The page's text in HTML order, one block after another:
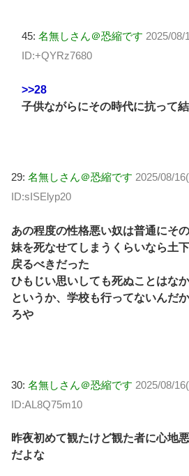
45: 名無しさん＠恐縮です 2025/08/
ID:+QYRz7680
>>28
子供ながらにその時代に抗って
29: 名無しさん＠恐縮です 2025/08/
ID:sISElyp20
あの程度の性格悪い奴は普通にそ
妹を死なせてしまうくらいなら土
戻るべきだった
ひもじい思いしても死ぬことはな
というか、学校も行ってないんだ
ろや
30: 名無しさん＠恐縮です 2025/08/
ID:AL8Q75m10
昨夜初めて観たけど観た者に心地
だよな